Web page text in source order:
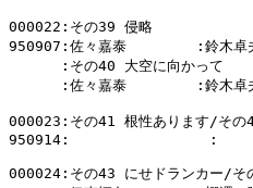
000022:その39 侵略
950907:佐々嘉泰        :鈴木
      :その40 大空に向かって
:佐々嘉泰        :鈴木
000023:その41 根性あります/その
950914:
000024:その43 にせドランカー/そ